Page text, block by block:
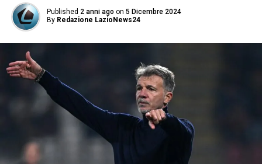
Published 2 anni ago on 5 Dicembre 2024
By Redazione LazioNews24